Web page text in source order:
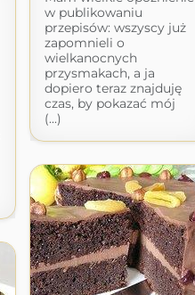
w publikowaniu
przepisów: wszyscy już
zapomnieli o
wielkanocnych
przysmakach, a ja
dopiero teraz znajduję
czas, by pokazać mój
(...)